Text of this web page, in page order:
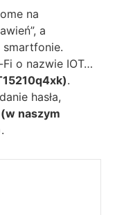
na
a
smartfonie.
Fi o nazwie IOT…
.
hasła,
(w naszym
.